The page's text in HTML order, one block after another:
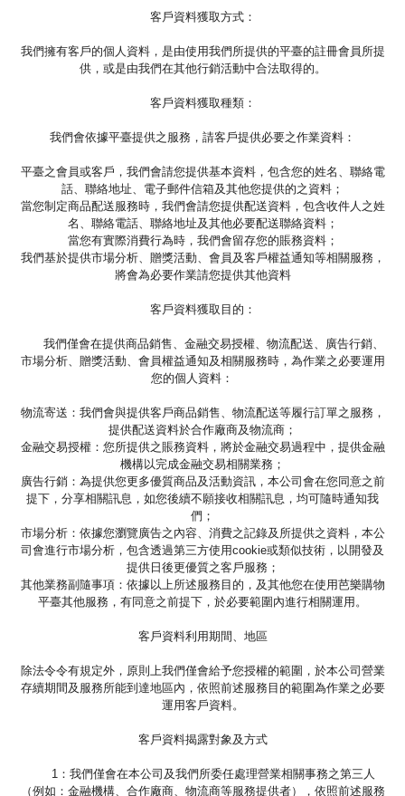
客戶資料獲取方式：
我們擁有客戶的個人資料，是由使用我們所提供的平臺的註冊會員所提
供，或是由我們在其他行銷活動中合法取得的。
客戶資料獲取種類：
我們會依據平臺提供之服務，請客戶提供必要之作業資料：
平臺之會員或客戶，我們會請您提供基本資料，包含您的姓名、聯絡電
話、聯絡地址、電子郵件信箱及其他您提供的之資料；
當您制定商品配送服務時，我們會請您提供配送資料，包含收件人之姓
名、聯絡電話、聯絡地址及其他必要配送聯絡資料；
當您有實際消費行為時，我們會留存您的賬務資料；
我們基於提供市場分析、贈獎活動、會員及客戶權益通知等相關服務，
將會為必要作業請您提供其他資料
客戶資料獲取目的：
我們僅會在提供商品銷售、金融交易授權、物流配送、廣告行銷、
市場分析、贈獎活動、會員權益通知及相關服務時，為作業之必要運用
您的個人資料：
物流寄送：我們會與提供客戶商品銷售、物流配送等履行訂單之服務，
提供配送資料於合作廠商及物流商；
金融交易授權：您所提供之賬務資料，將於金融交易過程中，提供金融
機構以完成金融交易相關業務；
廣告行銷：為提供您更多優質商品及活動資訊，本公司會在您同意之前
提下，分享相關訊息，如您後續不願接收相關訊息，均可隨時通知我
們；
市場分析：依據您瀏覽廣告之內容、消費之記錄及所提供之資料，本公
司會進行市場分析，包含透過第三方使用cookie或類似技術，以開發及
提供日後更優質之客戶服務；
其他業務副隨事項：依據以上所述服務目的，及其他您在使用芭樂購物
平臺其他服務，有同意之前提下，於必要範圍內進行相關運用。
客戶資料利用期間、地區
除法令令有規定外，原則上我們僅會給予您授權的範圍，於本公司營業
存續期間及服務所能到達地區內，依照前述服務目的範圍為作業之必要
運用客戶資料。
客戶資料揭露對象及方式
1：我們僅會在本公司及我們所委任處理營業相關事務之第三人
（例如：金融機構、合作廠商、物流商等服務提供者），依照前述服務